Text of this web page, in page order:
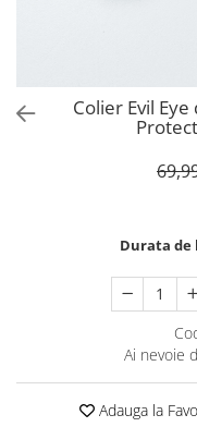
Colier Evil
Durata de
Ai nevoie
Adauga la